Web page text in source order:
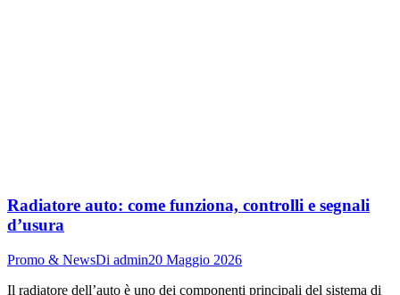
Radiatore auto: come funziona, controlli e segnali
d’usura
Promo & NewsDi admin20 Maggio 2026
Il radiatore dell’auto è uno dei componenti principali del sistema di